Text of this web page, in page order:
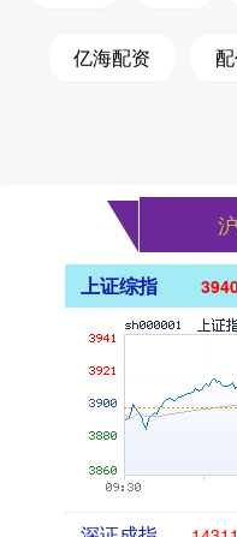
亿海配资
上证综指